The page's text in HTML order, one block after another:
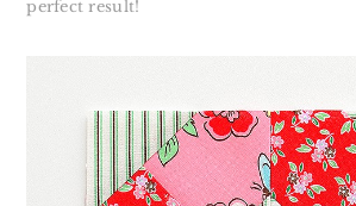
perfect result!